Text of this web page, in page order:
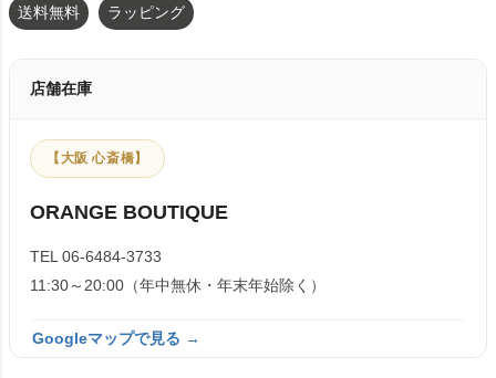
送料無料 ラッピング
店舗在庫
【大阪 心斎橋】
ORANGE BOUTIQUE
TEL 06-6484-3733
11:30～20:00（年中無休・年末年始除く）
Googleマップで見る →